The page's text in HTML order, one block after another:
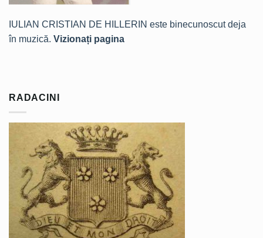
IULIAN CRISTIAN DE HILLERIN este binecunoscut deja
în muzică. Vizionați pagina
RADACINI